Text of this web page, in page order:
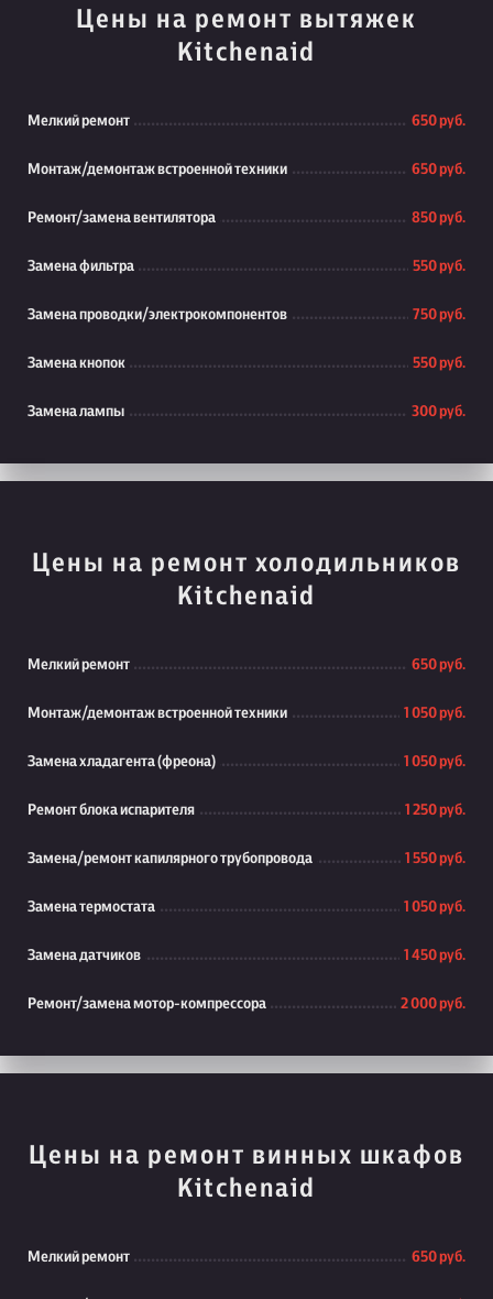
Цены на ремонт вытяжек
Kitchenaid
Мелкий ремонт 650 руб.
Монтаж/демонтаж встроенной техники 650 руб.
Ремонт/замена вентилятора 850 руб.
Замена фильтра 550 руб.
Замена проводки/электрокомпонентов 750 руб.
Замена кнопок 550 руб.
Замена лампы 300 руб.
Цены на ремонт холодильников
Kitchenaid
Мелкий ремонт 650 руб.
Монтаж/демонтаж встроенной техники 1 050 руб.
Замена хладагента (фреона) 1 050 руб.
Ремонт блока испарителя 1 250 руб.
Замена/ремонт капилярного трубопровода 1 550 руб.
Замена термостата 1 050 руб.
Замена датчиков 1 450 руб.
Ремонт/замена мотор-компрессора 2 000 руб.
Цены на ремонт винных шкафов
Kitchenaid
Мелкий ремонт 650 руб.